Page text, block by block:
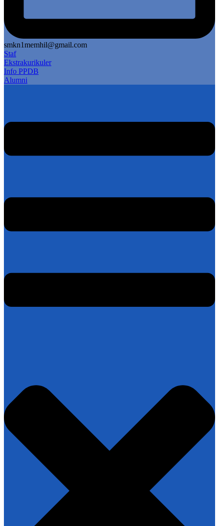
smkn1memhil@gmail.com
Staf
Ekstrakurikuler
Info PPDB
Alumni